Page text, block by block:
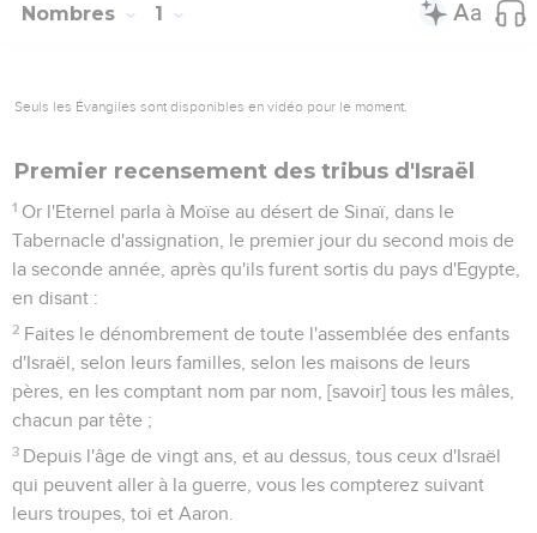
Nombres 1
Seuls les Évangiles sont disponibles en vidéo pour le moment.
Premier recensement des tribus d'Israël
1 Or l'Eternel parla à Moïse au désert de Sinaï, dans le
Tabernacle d'assignation, le premier jour du second mois de
la seconde année, après qu'ils furent sortis du pays d'Egypte,
en disant :
2 Faites le dénombrement de toute l'assemblée des enfants
d'Israël, selon leurs familles, selon les maisons de leurs
pères, en les comptant nom par nom, [savoir] tous les mâles,
chacun par tête ;
3 Depuis l'âge de vingt ans, et au dessus, tous ceux d'Israël
qui peuvent aller à la guerre, vous les compterez suivant
leurs troupes, toi et Aaron.